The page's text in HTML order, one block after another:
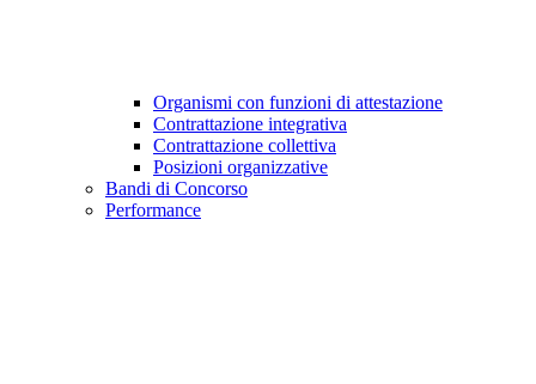
Organismi con funzioni di attestazione
Contrattazione integrativa
Contrattazione collettiva
Posizioni organizzative
Bandi di Concorso
Performance